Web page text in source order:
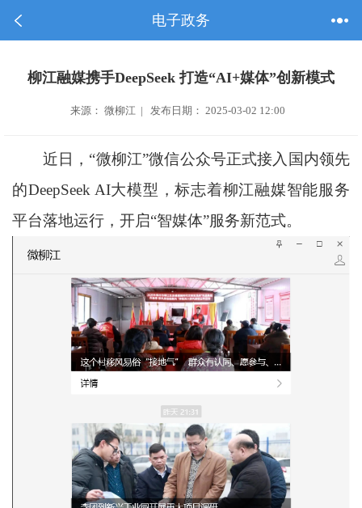
电子政务
柳江融媒携手DeepSeek 打造“AI+媒体”创新模式
来源： 微柳江 | 发布日期： 2025-03-02 12:00
近日，“微柳江”微信公众号正式接入国内领先
的DeepSeek AI大模型，标志着柳江融媒智能服务
平台落地运行，开启“智媒体”服务新范式。